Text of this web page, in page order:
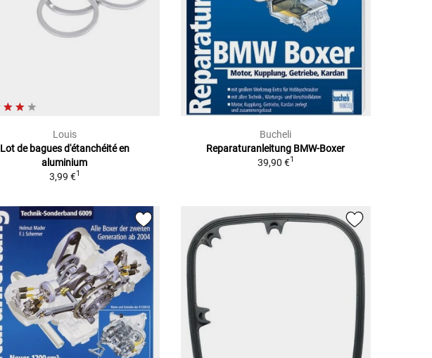
Louis
Lot de bagues d'étanchéité en
aluminium
3,99 €1
Bucheli
Reparaturanleitung BMW-Boxer
39,90 €1